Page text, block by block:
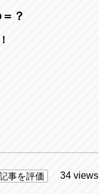
？
事を評価 34 views